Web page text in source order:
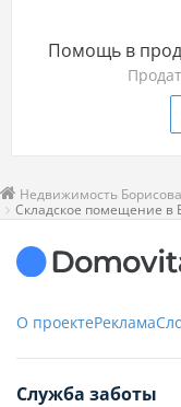
Помощь в
Недвижимость Борисова
Складское помещение в
О проектеРеклама
Служба заботы